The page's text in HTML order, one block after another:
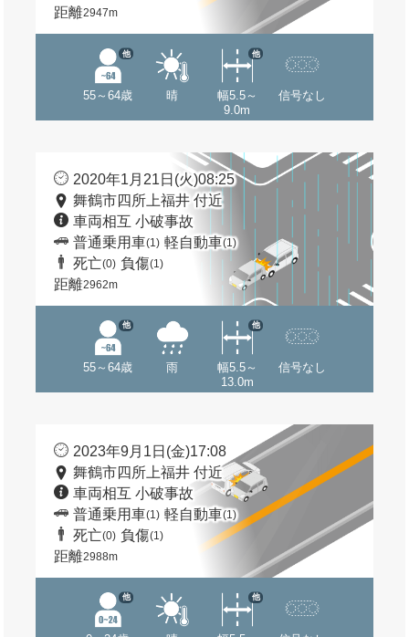
距離2947m
55～64歳
他
晴
幅5.5～
9.0m
他
信号なし
2020年1月21日(火)08:25
舞鶴市四所上福井 付近
車両相互 小破事故
普通乗用車(1) 軽自動車(1)
死亡(0) 負傷(1)
距離2962m
55～64歳
他
雨
幅5.5～
13.0m
他
信号なし
2023年9月1日(金)17:08
舞鶴市四所上福井 付近
車両相互 小破事故
普通乗用車(1) 軽自動車(1)
死亡(0) 負傷(1)
距離2988m
他 他